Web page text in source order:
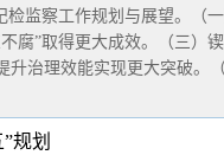
监察工作规划与展望。（
腐”取得更大成效。（三）
治理效能实现更大突破。
规划